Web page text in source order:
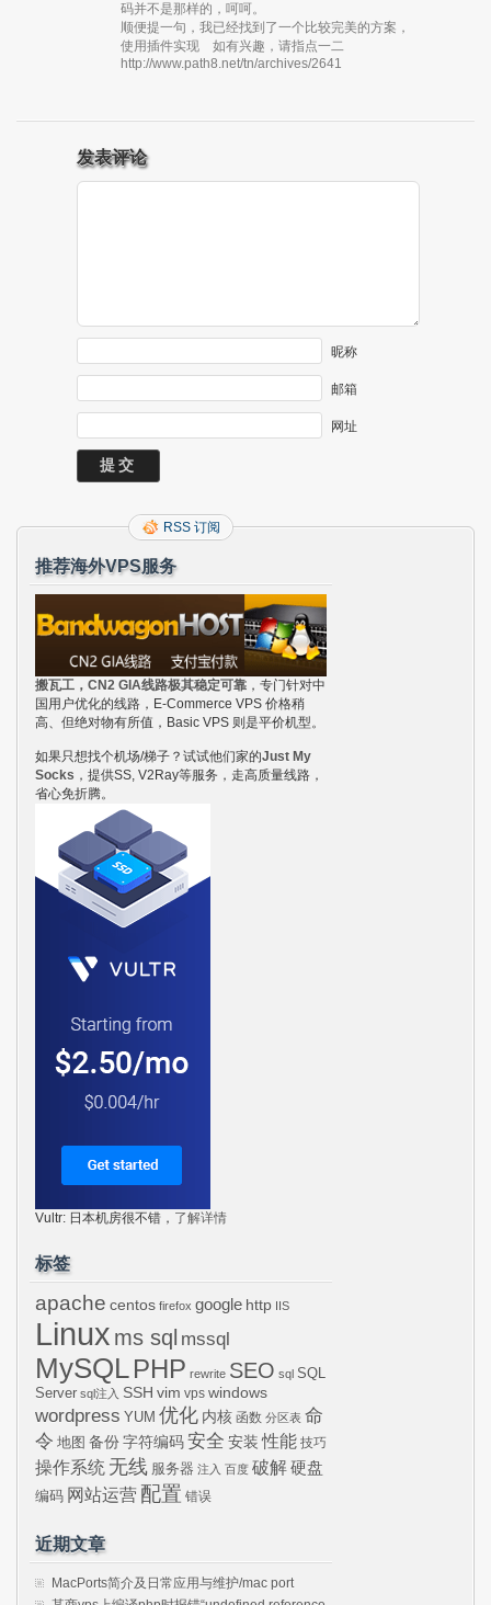
码并不是那样的，呵呵。
顺便提一句，我已经找到了一个比较完美的方案，
使用插件实现 如有兴趣，请指点一二
http://www.path8.net/tn/archives/2641
发表评论
昵称
邮箱
网址
RSS 订阅
推荐海外VPS服务
搬瓦工，CN2 GIA线路极其稳定可靠 ，专门针对中
国用户优化的线路，E-Commerce VPS 价格稍
高、但绝对物有所值，Basic VPS 则是平价机型。
如果只想找个机场/梯子？试试他们家的Just My
Socks ，提供SS, V2Ray等服务，走高质量线路，
省心免折腾。
Vultr: 日本机房很不错， 了解详情
标签
apache centos firefox google http IIS
Linux ms sql mssql
MySQLPHP rewrite SEO sql SQL
Server sql注入 SSH vim vps windows
wordpress YUM 优化 内核 函数 分区表 命
令 地图 备份 字符编码 安全 安装 性能 技巧
操作系统 无线 服务器 注入 百度 破解硬盘
编码 网站运营 配置 错误
近期文章
MacPorts简介及日常应用与维护/mac port